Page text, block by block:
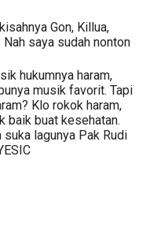
Gon, Killua,
Nah saya sudah nonton
hukumnya haram,
musik favorit. Tapi
Klo rokok haram,
baik buat kesehatan.
suka lagunya Pak Rudi